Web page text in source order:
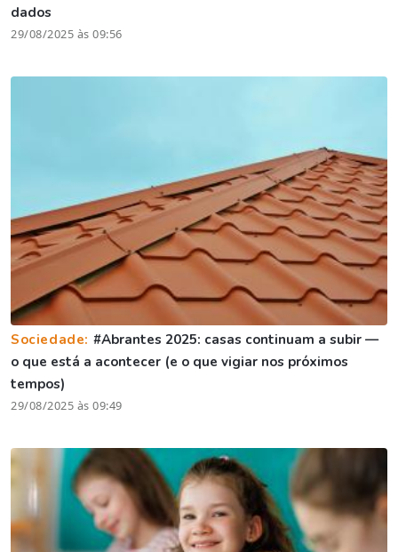
dados
29/08/2025 às 09:56
Sociedade: #Abrantes 2025: casas continuam a subir —
o que está a acontecer (e o que vigiar nos próximos
tempos)
29/08/2025 às 09:49